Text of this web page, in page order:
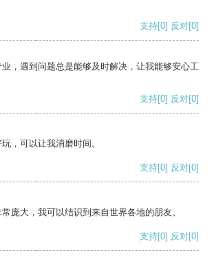
支持[0] 反对[0]
，遇到问题总是能够及时解决，让我能够安心工
支持[0] 反对[0]
，可以让我消磨时间。
支持[0] 反对[0]
庞大，我可以结识到来自世界各地的朋友。
支持[0] 反对[0]